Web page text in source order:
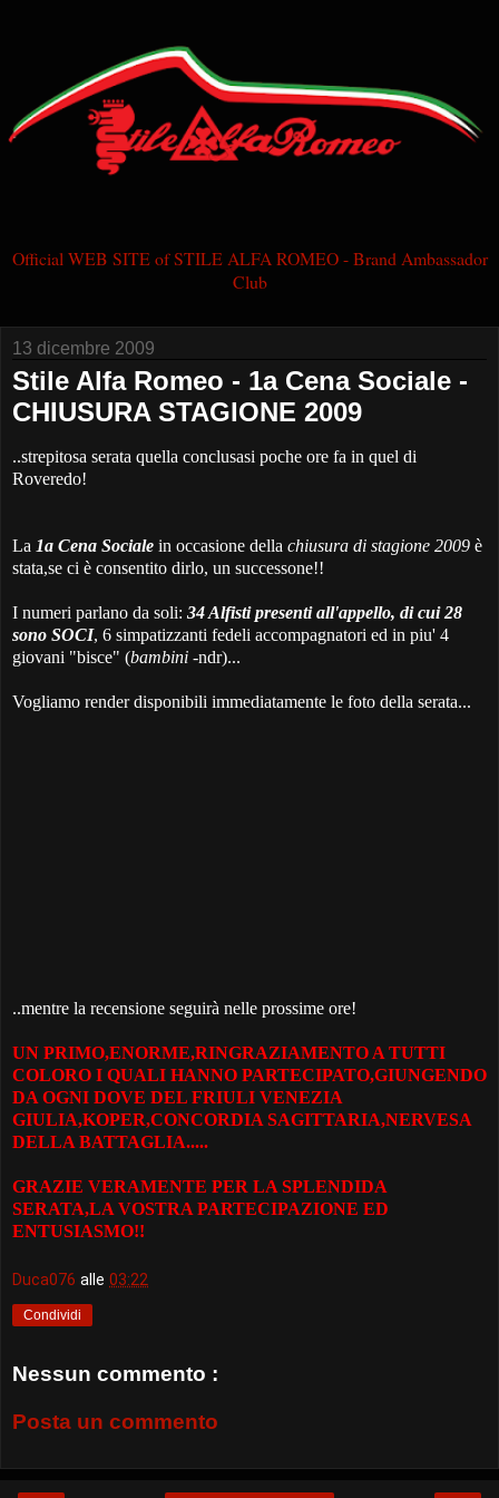
Official WEB SITE of STILE ALFA ROMEO - Brand Ambassador
Club
13 dicembre 2009
Stile Alfa Romeo - 1a Cena Sociale -
CHIUSURA STAGIONE 2009
..strepitosa serata quella conclusasi poche ore fa in quel di
Roveredo!
La 1a Cena Sociale in occasione della chiusura di stagione 2009 è
stata,se ci è consentito dirlo, un successone!!
I numeri parlano da soli: 34 Alfisti presenti all'appello, di cui 28
sono SOCI, 6 simpatizzanti fedeli accompagnatori ed in piu' 4
giovani "bisce" (bambini -ndr)...
Vogliamo render disponibili immediatamente le foto della serata...
..mentre la recensione seguirà nelle prossime ore!
UN PRIMO,ENORME,RINGRAZIAMENTO A TUTTI
COLORO I QUALI HANNO PARTECIPATO,GIUNGENDO
DA OGNI DOVE DEL FRIULI VENEZIA
GIULIA,KOPER,CONCORDIA SAGITTARIA,NERVESA
DELLA BATTAGLIA.....
GRAZIE VERAMENTE PER LA SPLENDIDA
SERATA,LA VOSTRA PARTECIPAZIONE ED
ENTUSIASMO!!
Duca076 alle 03:22
Condividi
Nessun commento :
Posta un commento